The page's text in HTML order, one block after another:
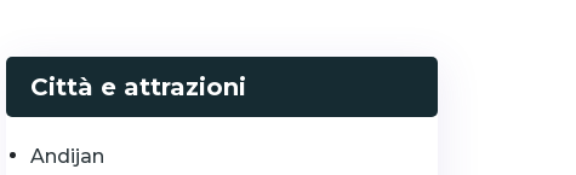
Città e attrazioni
Andijan